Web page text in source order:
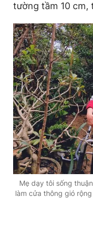
tường tầm 10
Mẹ dạy tôi sống
làm cửa thông gió